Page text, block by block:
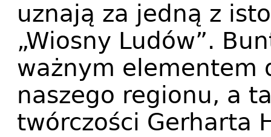
uznają za jedną z
„Wiosny Ludów”.
ważnym elementem
naszego regionu, a
twórczości Gerharta